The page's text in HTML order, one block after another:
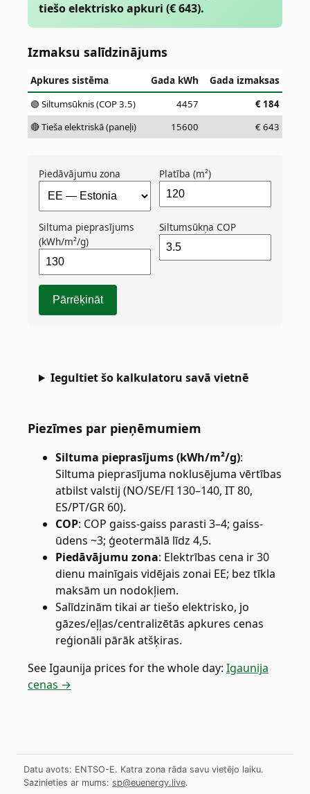
tiešo elektrisko apkuri (€ 643).
Izmaksu salīdzinājums
Apkures sistēma Gada kWh Gada izmaksas
🟢 Siltumsūknis (COP 3.5) 4457 € 184
🔴 Tieša elektriskā (paneļi)
15600 € 643
Piedāvājumu zona Platība (m²)
Siltuma pieprasījums
(kWh/m²/g)
Siltumsūkņa COP
Pārrēķināt
Iegultiet šo kalkulatoru savā vietnē
Piezīmes par pieņēmumiem
Siltuma pieprasījums (kWh/m²/g):
Siltuma pieprasījuma noklusējuma vērtības
atbilst valstij (NO/SE/FI 130–140, IT 80,
ES/PT/GR 60).
COP: COP gaiss-gaiss parasti 3–4; gaiss-
ūdens ~3; ģeotermālā līdz 4,5.
Piedāvājumu zona: Elektrības cena ir 30
dienu mainīgais vidējais zonai EE; bez tīkla
maksām un nodokļiem.
Salīdzinām tikai ar tiešo elektrisko, jo
gāzes/eļļas/centralizētās apkures cenas
reģionāli pārāk atšķiras.
SeeIgaunija prices for the whole day: Igaunija
cenas →
Datu avots: ENTSO-E. Katra zona rāda savu vietējo laiku.
Sazinieties ar mums: sp@euenergy.live.